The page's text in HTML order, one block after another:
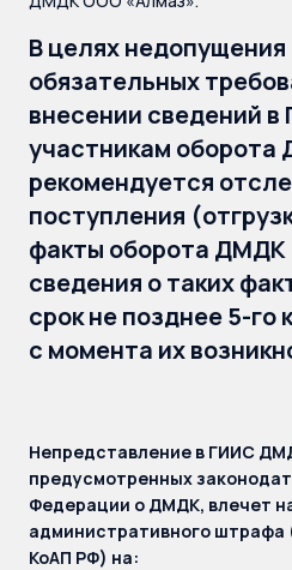
В целях
обязательных
внесении сведений
участникам
рекомендуется
поступления
факты оборота ДМДК
сведения о таких
срок не позднее 5-го
с момента их
Непредставление в ГИИС
предусмотренных
Федерации о ДМДК, влечет
административного штрафа
КоАП РФ) на: